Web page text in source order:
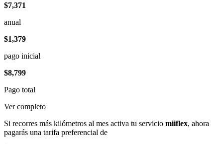
$7,371
anual
$1,379
pago inicial
$8,799
Pago total
Ver completo
Si recorres más kilómetros al mes activa tu servicio miiflex, ahora
pagarás una tarifa preferencial de